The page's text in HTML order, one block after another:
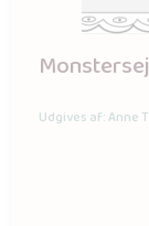
Udgives af: Anne